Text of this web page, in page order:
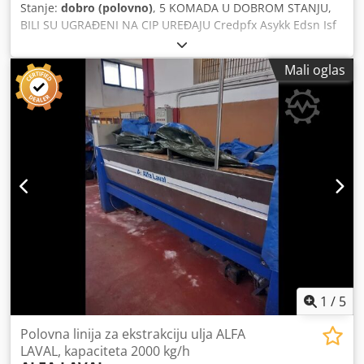
Stanje: dobro (polovno), 5 KOMADA U DOBROM STANJU,
BILI SU UGRAĐENI NA CIP UREĐAJU Credpfx Asykk Edsn Isf
Mali oglas
1 / 5
Polovna linija za ekstrakciju ulja ALFA
LAVAL, kapaciteta 2000 kg/h